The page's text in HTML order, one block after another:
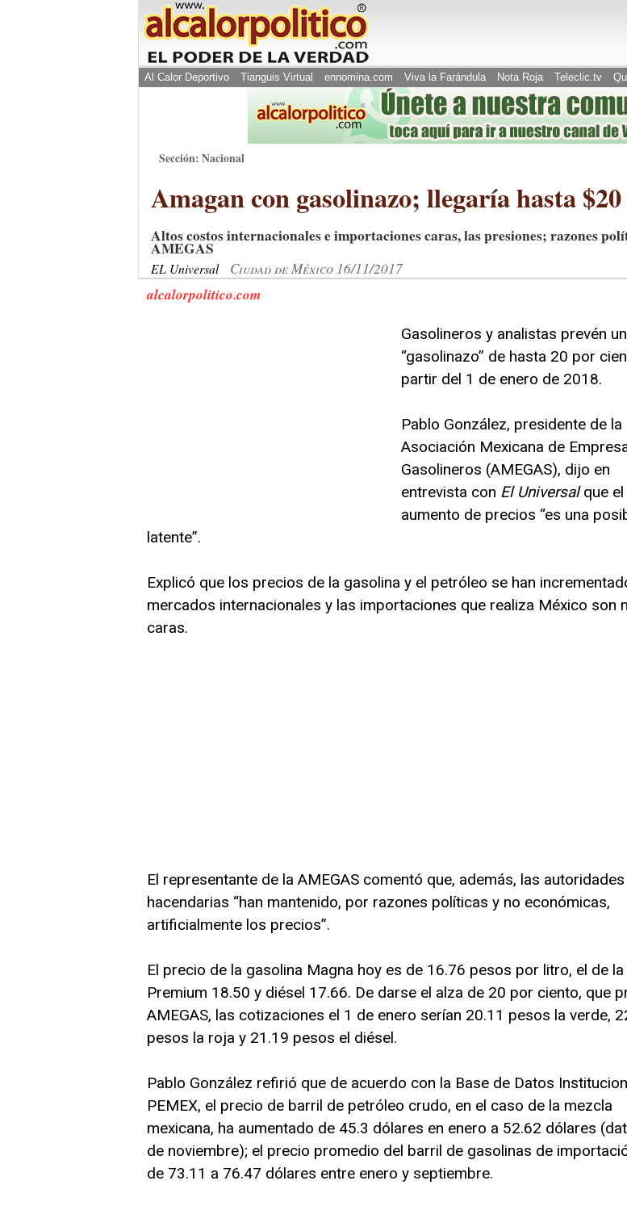
Al Calor Deportivo Tianguis Virtual ennomina.com Viva la Farándula Nota Roja Teleclic.tv
Sección: Nacional
Amagan con gasolinazo; llegaría hasta
Altos costos internacionales e importaciones caras, las presiones; razones
AMEGAS
EL Universal Ciudad de México 16/11/2017
alcalorpolitico.com
Gasolineros y analistas prevén un
“gasolinazo” de hasta 20 por
partir del 1 de enero de 2018.
Pablo González, presidente de la
Asociación Mexicana de
Gasolineros (AMEGAS), dijo en
entrevista con El Universalque el
aumento de precios “es una
latente”.
Explicó que los precios de la gasolina y el petróleo se han
mercados internacionales y las importaciones que realiza México son
caras.
El representante de la AMEGAS comentó que, además, las autoridades
hacendarias “han mantenido, por razones políticas y no económicas,
artificialmente los precios”.
El precio de la gasolina Magna hoy es de 16.76 pesos por litro, el de la
Premium 18.50 y diésel 17.66. De darse el alza de 20 por ciento, que
AMEGAS, las cotizaciones el 1 de enero serían 20.11 pesos la verde,
pesos la roja y 21.19 pesos el diésel.
Pablo González refirió que de acuerdo con la Base de Datos
PEMEX, el precio de barril de petróleo crudo, en el caso de la mezcla
mexicana, ha aumentado de 45.3 dólares en enero a 52.62 dólares
de noviembre); el precio promedio del barril de gasolinas de
de 73.11 a 76.47 dólares entre enero y septiembre.